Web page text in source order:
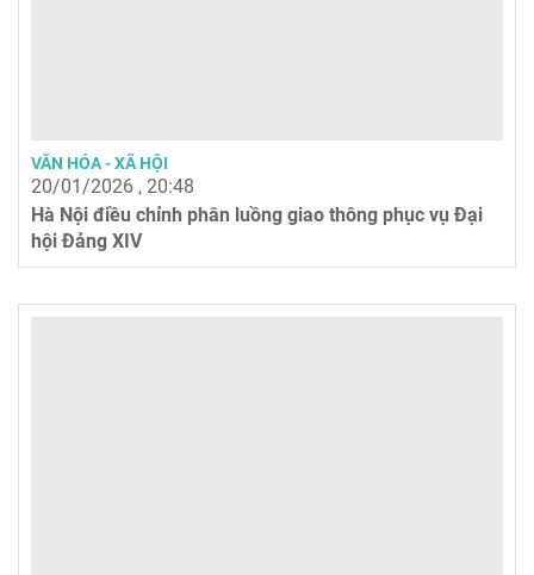
VĂN HÓA - XÃ HỘI
20/01/2026 , 20:48
Hà Nội điều chỉnh phân luồng giao thông phục vụ Đại
hội Đảng XIV